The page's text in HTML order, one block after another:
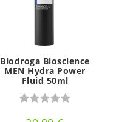
Biodroga Bioscience
MEN Hydra Power
Fluid 50ml